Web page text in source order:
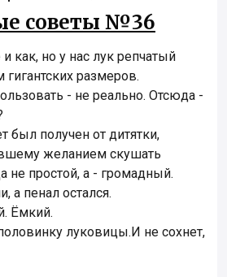
советы №36
как, но у нас лук репчатый
размеров.
- не реально. Отсюда -
был получен от дитятки,
желанием скушать
не простой, а - громадный.
а пенал остался.
Ёмкий.
луковицы.И не сохнет,